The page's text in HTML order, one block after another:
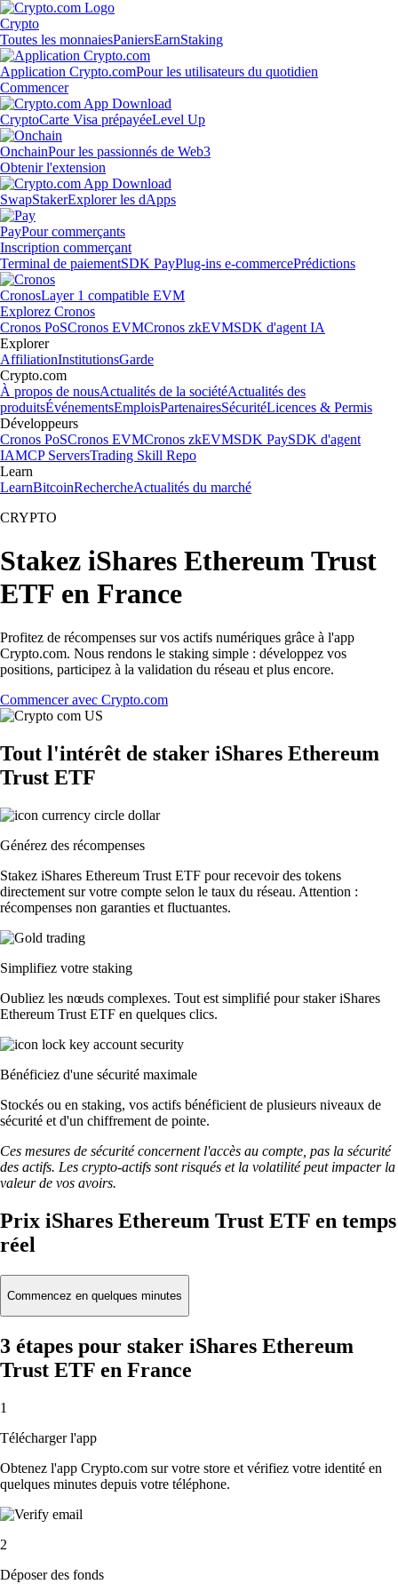
Crypto
Toutes les monnaiesPaniersEarnStaking
Application Crypto.comPour les utilisateurs du quotidien
Commencer
CryptoCarte Visa prépayéeLevel Up
OnchainPour les passionnés de Web3
Obtenir l'extension
SwapStakerExplorer les dApps
PayPour commerçants
Inscription commerçant
Terminal de paiementSDK PayPlug-ins e-commercePrédictions
CronosLayer 1 compatible EVM
Explorez Cronos
Cronos PoSCronos EVMCronos zkEVMSDK d'agent IA
Explorer
AffiliationInstitutionsGarde
Crypto.com
À propos de nousActualités de la sociétéActualités des
produitsÉvénementsEmploisPartenairesSécuritéLicences & Permis
Développeurs
Cronos PoSCronos EVMCronos zkEVMSDK PaySDK d'agent
IAMCP ServersTrading Skill Repo
Learn
LearnBitcoinRechercheActualités du marché
CRYPTO
Stakez iShares Ethereum Trust
ETF en France
Profitez de récompenses sur vos actifs numériques grâce à l'app
Crypto.com. Nous rendons le staking simple : développez vos
positions, participez à la validation du réseau et plus encore.
Commencer avec Crypto.com
Tout l'intérêt de staker iShares Ethereum
Trust ETF
Générez des récompenses
Stakez iShares Ethereum Trust ETF pour recevoir des tokens
directement sur votre compte selon le taux du réseau. Attention :
récompenses non garanties et fluctuantes.
Simplifiez votre staking
Oubliez les nœuds complexes. Tout est simplifié pour staker iShares
Ethereum Trust ETF en quelques clics.
Bénéficiez d'une sécurité maximale
Stockés ou en staking, vos actifs bénéficient de plusieurs niveaux de
sécurité et d'un chiffrement de pointe.
Ces mesures de sécurité concernent l'accès au compte, pas la sécurité
des actifs. Les crypto-actifs sont risqués et la volatilité peut impacter la
valeur de vos avoirs.
Prix iShares Ethereum Trust ETF en temps
réel
Commencez en quelques minutes
3 étapes pour staker iShares Ethereum
Trust ETF en France
1
Télécharger l'app
Obtenez l'app Crypto.com sur votre store et vérifiez votre identité en
quelques minutes depuis votre téléphone.
2
Déposer des fonds